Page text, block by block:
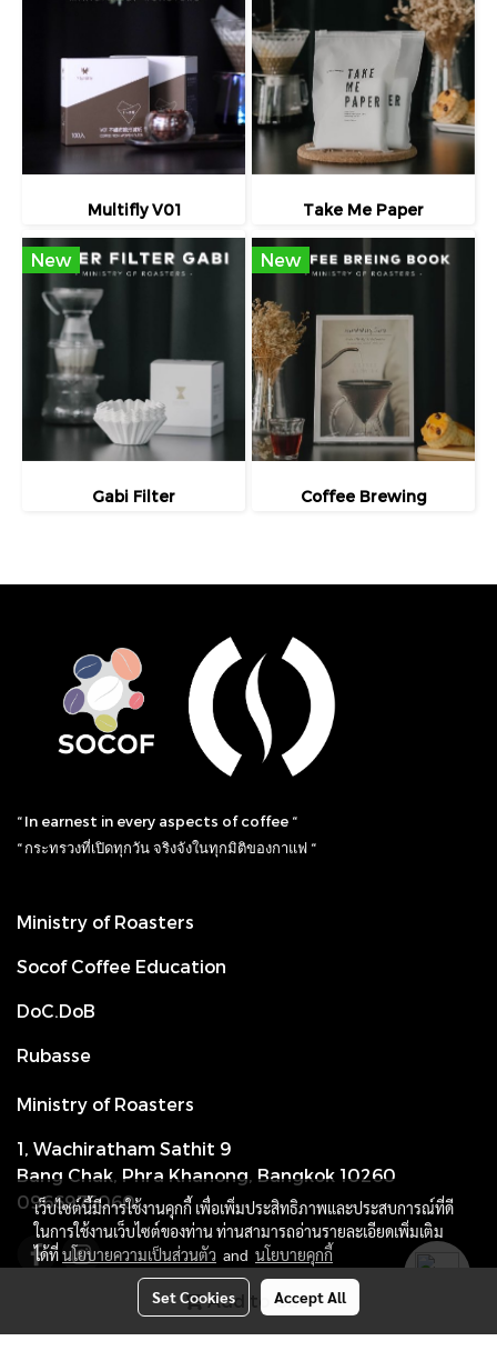
Add to Cart
Multifly V01 Take Me Paper
New
Gabi Filter
New
Coffee Brewing
“ In earnest in every aspects of coffee “
“ กระทรวงที่เปิดทุกวัน จริงจังในทุกมิติของกาแฟ “
Ministry of Roasters
Socof Coffee Education
DoC.DoB
Rubasse
Ministry of Roasters
1, Wachiratham Sathit 9
Bang Chak, Phra Khanong, Bangkok 10260
0966975060
เว็บไซต์นี้มีการใช้งานคุกกี้ เพื่อเพิ่มประสิทธิภาพและประสบการณ์ที่ดี
ในการใช้งานเว็บไซต์ของท่าน ท่านสามารถอ่านรายละเอียดเพิ่มเติม
ได้ที่นโยบายความเป็นส่วนตัว and นโยบายคุกกี้
Set Cookies Accept All